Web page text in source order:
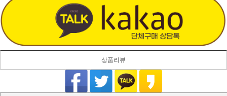
상품리뷰